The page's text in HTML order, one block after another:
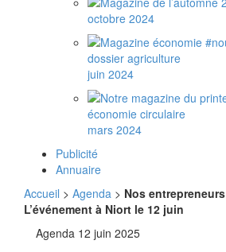
octobre 2024
juin 2024
mars 2024
Publicité
Annuaire
Accueil > Agenda > Nos
L’événement à Niort le 12 juin
Agenda 12 juin 2025